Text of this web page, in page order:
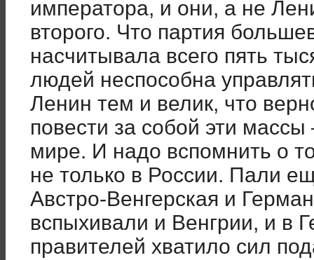
императора, и они, а не
второго. Что партия
насчитывала всего пять
людей неспособна
Ленин тем и велик, что
повести за собой эти
мире. И надо вспомнить о
не только в России. Пали
Австро-Венгерская и
вспыхивали и Венгрии, и в
правителей хватило сил